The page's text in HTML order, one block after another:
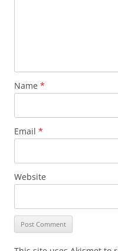
Name *
Email *
Website